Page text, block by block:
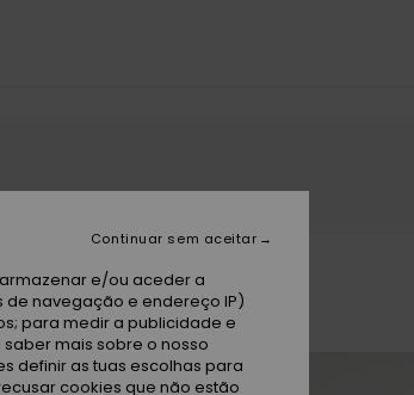
NOVO!
e/ou aceder a
de navegação e endereço IP)
para medir a publicidade e
mais sobre o nosso
definir as tuas escolhas para
cookies que não estão
Continuar sem aceitar